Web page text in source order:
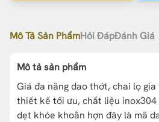
Mô Tả Sản PhẩmHỏi ĐápĐánh Giá
Mô tả sản phẩm
Giá đa năng dao thớt, chai lọ
thiết kế tối ưu, chất liệu inox304
dẹt khỏe khoắn hợn đây là mã